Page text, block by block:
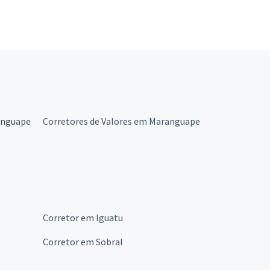
Corretores de Valores em Maranguape
Corretor em Iguatu
Corretor em Sobral